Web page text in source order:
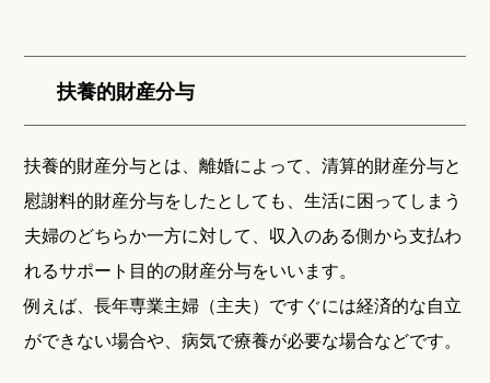
扶養的財産分与
扶養的財産分与とは、離婚によって、清算的財産分与と
慰謝料的財産分与をしたとしても、生活に困ってしまう
夫婦のどちらか一方に対して、収入のある側から支払わ
れるサポート目的の財産分与をいいます。
例えば、長年専業主婦（主夫）ですぐには経済的な自立
ができない場合や、病気で療養が必要な場合などです。